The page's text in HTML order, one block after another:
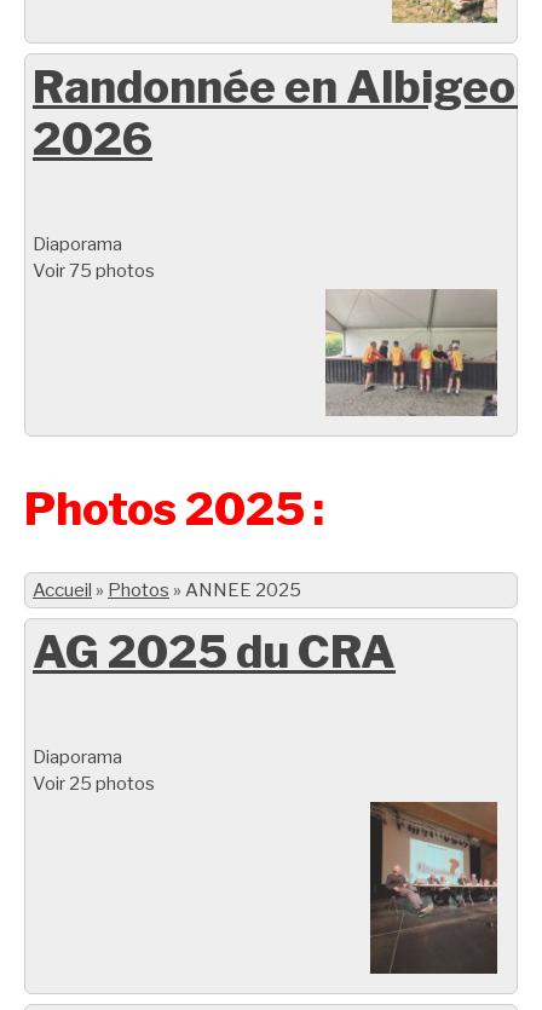
Randonnée en
2026
Diaporama
Voir 75 photos
Photos 2025 :
Accueil » Photos » ANNEE 2025
AG 2025 du CRA
Diaporama
Voir 25 photos